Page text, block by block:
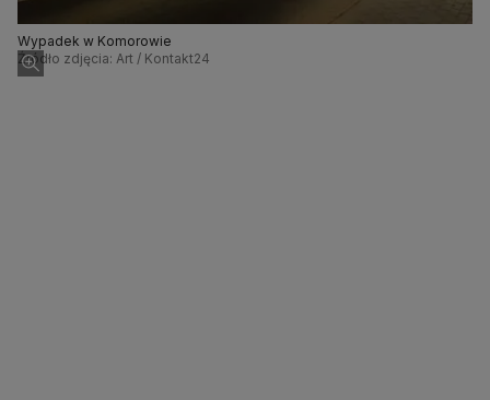
Wypadek w Komorowie
Źródło zdjęcia: Art / Kontakt24